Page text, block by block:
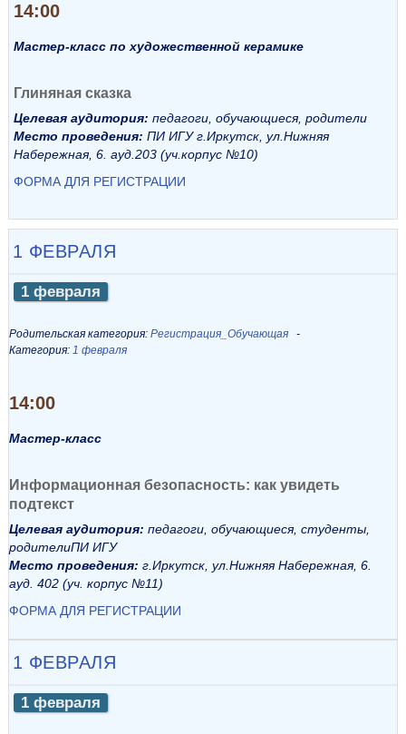
14:00
Мастер-класс по художественной керамике
Глиняная сказка
Целевая аудитория: педагоги, обучающиеся, родители
Место проведения: ПИ ИГУ г.Иркутск, ул.Нижняя
Набережная, 6. ауд.203 (уч.корпус №10)
ФОРМА ДЛЯ РЕГИСТРАЦИИ
1 ФЕВРАЛЯ
1 февраля
Родительская категория: Регистрация_Обучающая
Категория: 1 февраля
14:00
Мастер-класс
Информационная безопасность: как увидеть
подтекст
Целевая аудитория: педагоги, обучающиеся, студенты,
родителиПИ ИГУ
Место проведения: г.Иркутск, ул.Нижняя Набережная, 6.
ауд. 402 (уч. корпус №11)
ФОРМА ДЛЯ РЕГИСТРАЦИИ
1 ФЕВРАЛЯ
1 февраля